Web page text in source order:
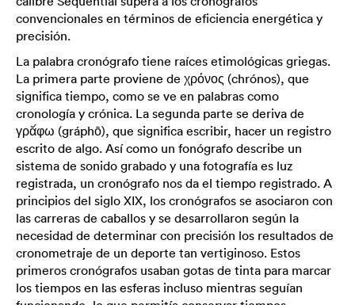
convencionales en términos de eficiencia energética y
precisión.
La palabra cronógrafo tiene raíces etimológicas griegas.
La primera parte proviene de χρόνος (chrónos), que
significa tiempo, como se ve en palabras como
cronología y crónica. La segunda parte se deriva de
γρᾰ́φω (gráphō), que significa escribir, hacer un registro
escrito de algo. Así como un fonógrafo describe un
sistema de sonido grabado y una fotografía es luz
registrada, un cronógrafo nos da el tiempo registrado. A
principios del siglo XIX, los cronógrafos se asociaron con
las carreras de caballos y se desarrollaron según la
necesidad de determinar con precisión los resultados de
cronometraje de un deporte tan vertiginoso. Estos
primeros cronógrafos usaban gotas de tinta para marcar
los tiempos en las esferas incluso mientras seguían